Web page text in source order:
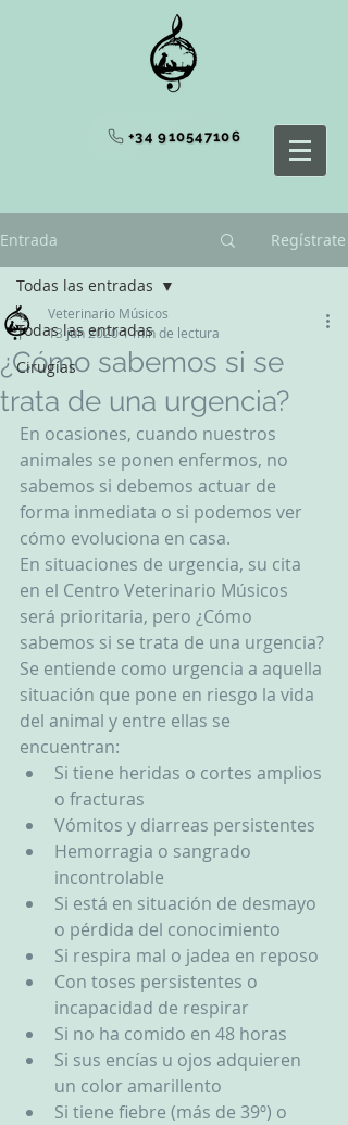
+34 910547106
Entrada Regístrate
Todas las entradas
Cirugías
Todas las entradas
¿Cómo sabemos si se
trata de una urgencia?
Veterinario Músicos
13 jun 20201 min de lectura
En ocasiones, cuando nuestros
animales se ponen enfermos, no
sabemos si debemos actuar de
forma inmediata o si podemos ver
cómo evoluciona en casa.
En situaciones de urgencia, su cita
en el Centro Veterinario Músicos
será prioritaria, pero ¿Cómo
sabemos si se trata de una urgencia?
Se entiende como urgencia a aquella
situación que pone en riesgo la vida
del animal y entre ellas se
encuentran:
Si tiene heridas o cortes amplios
o fracturas
Vómitos y diarreas persistentes
Hemorragia o sangrado
incontrolable
Si está en situación de desmayo
o pérdida del conocimiento
Si respira mal o jadea en reposo
Con toses persistentes o
incapacidad de respirar
Si no ha comido en 48 horas
Si sus encías u ojos adquieren
un color amarillento
Si tiene fiebre (más de 39º) o